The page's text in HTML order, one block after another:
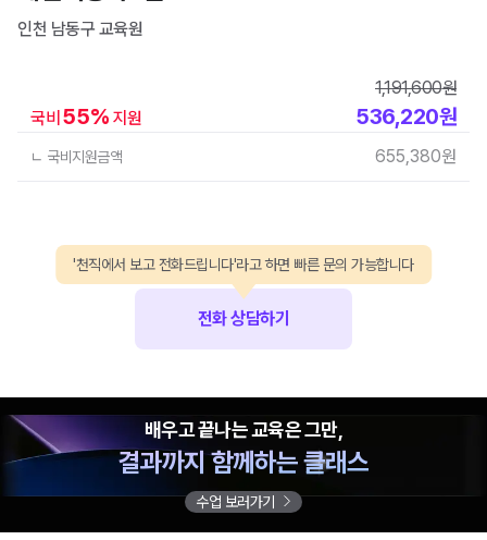
인천 남동구 교육원
국비 55% 지원
1,191,600원
536,220원
ㄴ 국비지원금액 655,380원
전화 상담하기
'천직에서 보고 전화드립니다'라고 하면 빠른 문의 가능합니다
배우고 끝나는 교육은 그만,
결과까지 함께하는 클래스
수업 보러가기